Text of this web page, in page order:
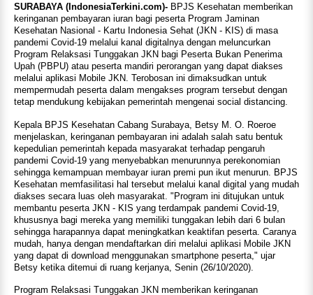
SURABAYA (IndonesiaTerkini.com)- BPJS Kesehatan memberikan
keringanan pembayaran iuran bagi peserta Program Jaminan
Kesehatan Nasional - Kartu Indonesia Sehat (JKN - KIS) di masa
pandemi Covid-19 melalui kanal digitalnya dengan meluncurkan
Program Relaksasi Tunggakan JKN bagi Peserta Bukan Penerima
Upah (PBPU) atau peserta mandiri perorangan yang dapat diakses
melalui aplikasi Mobile JKN. Terobosan ini dimaksudkan untuk
mempermudah peserta dalam mengakses program tersebut dengan
tetap mendukung kebijakan pemerintah mengenai social distancing.
Kepala BPJS Kesehatan Cabang Surabaya, Betsy M. O. Roeroe
menjelaskan, keringanan pembayaran ini adalah salah satu bentuk
kepedulian pemerintah kepada masyarakat terhadap pengaruh
pandemi Covid-19 yang menyebabkan menurunnya perekonomian
sehingga kemampuan membayar iuran premi pun ikut menurun. BPJS
Kesehatan memfasilitasi hal tersebut melalui kanal digital yang mudah
diakses secara luas oleh masyarakat. "Program ini ditujukan untuk
membantu peserta JKN - KIS yang terdampak pandemi Covid-19,
khususnya bagi mereka yang memiliki tunggakan lebih dari 6 bulan
sehingga harapannya dapat meningkatkan keaktifan peserta. Caranya
mudah, hanya dengan mendaftarkan diri melalui aplikasi Mobile JKN
yang dapat di download menggunakan smartphone peserta," ujar
Betsy ketika ditemui di ruang kerjanya, Senin (26/10/2020).
Program Relaksasi Tunggakan JKN memberikan keringanan